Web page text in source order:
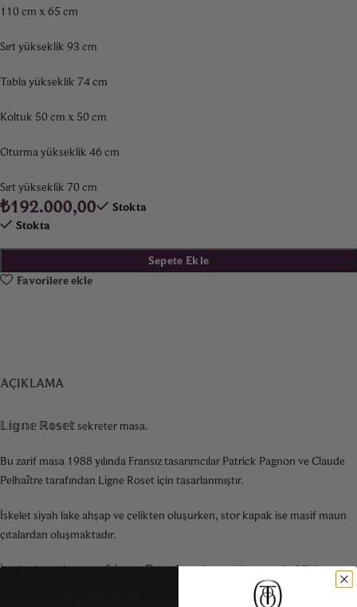
110 cm x 65 cm
Sırt yükseklik 93 cm
Tabla yükseklik 74 cm
Koltuk 50 cm x 50 cm
Oturma yükseklik 46 cm
Sırt yükseklik 70 cm
₺192.000,00
Stokta
Stokta
Sepete Ekle
Favorilere ekle
AÇIKLAMA
𝕃𝕚𝕘𝕟𝕖 ℝ𝕠𝕤𝕖𝕥 sekreter masa.
Bu zarif masa 1988 yılında Fransız tasarımcılar Patrick Pagnon ve Claude
Pelhaître tarafından Ligne Roset için tasarlanmıştır.
İskelet siyah lake ahşap ve çelikten oluşurken, stor kapak ise masif maun
çıtalardan oluşmaktadır.
İşte bu kombinasyon, 𝕃𝕚𝕘𝕟𝕖 ℝ𝕠𝕤𝕖𝕥 markasının “yapının hafifliği ve
malzemenin kalitesi” üzerine kurduğu tasarım felsefesini yansıtır.